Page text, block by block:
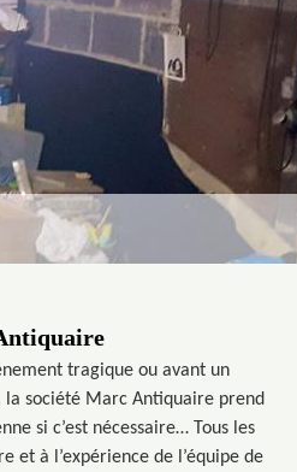
tragique ou avant un
société Marc Antiquaire prend
si c’est nécessaire… Tous les
et à l’expérience de l’équipe de